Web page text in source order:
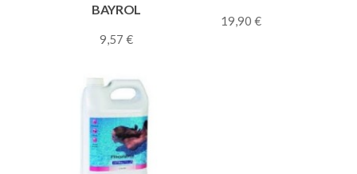
BAYROL
9,57 €
19,90 €